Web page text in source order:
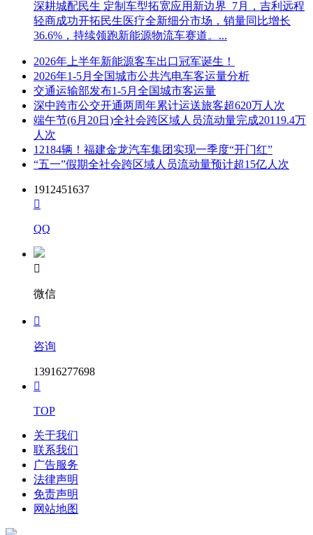
深耕城配民生 定制车型拓宽应用新边界 7月，吉利远程
轻商成功开拓民生医疗全新细分市场，销量同比增长
36.6%，持续领跑新能源物流车赛道。...
2026年上半年新能源客车出口冠军诞生！
2026年1-5月全国城市公共汽电车客运量分析
交通运输部发布1-5月全国城市客运量
深中跨市公交开通两周年累计运送旅客超620万人次
端午节(6月20日)全社会跨区域人员流动量完成20119.4万
人次
12184辆！福建金龙汽车集团实现一季度“开门红”
“五一”假期全社会跨区域人员流动量预计超15亿人次
1912451637

QQ

微信

咨询
13916277698

TOP
关于我们
联系我们
广告服务
法律声明
免责声明
网站地图